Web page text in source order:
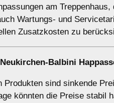
am
Wartungs- und
Zusatzkosten zu
Balbini
sind sinkende
könnten die Preise stabil